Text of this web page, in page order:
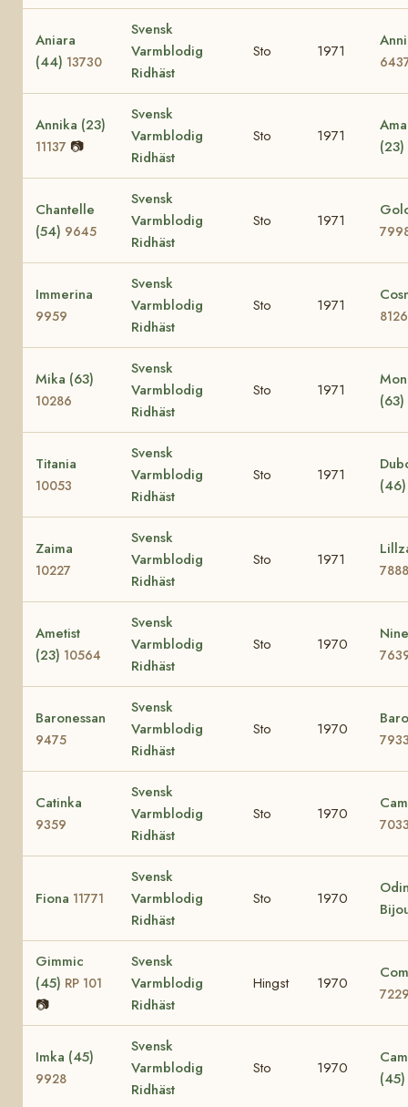
Aniara
(44) 13730
Svensk
Varmblodig
Ridhäst
Sto 1971
Annika (23)
11137 📷
Svensk
Varmblodig
Ridhäst
Sto 1971
(23)
Chantelle
(54) 9645
Svensk
Varmblodig
Ridhäst
Sto 1971
Immerina
9959
Svensk
Varmblodig
Ridhäst
Sto 1971
8126
Mika (63)
10286
Svensk
Varmblodig
Ridhäst
Sto 1971
(63)
Titania
10053
Svensk
Varmblodig
Ridhäst
Sto 1971
Zaima
10227
Svensk
Varmblodig
Ridhäst
Sto 1971
7888
Ametist
(23) 10564
Svensk
Varmblodig
Ridhäst
Sto 1970
Baronessan
9475
Svensk
Varmblodig
Ridhäst
Sto 1970
Catinka
9359
Svensk
Varmblodig
Ridhäst
Sto 1970
Fiona 11771
Svensk
Varmblodig
Ridhäst
Sto 1970
Gimmic
(45) RP 101
📷
Svensk
Varmblodig
Ridhäst
Hingst 1970
Imka (45)
9928
Svensk
Varmblodig
Ridhäst
Sto 1970
(45)